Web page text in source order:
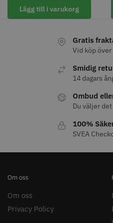
Lägg till i varukorg
Gratis
Vid köp över
Smidig
14 dagars
Ombud
Du väljer
100%
SVEA
Om oss
Om oss
Privacy Policy
mm grå/antracit - 12 st
Info Köp
STORSÄLJARE